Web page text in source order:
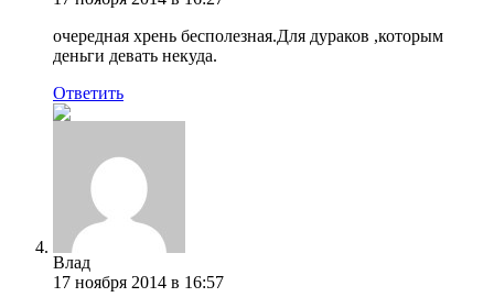
очередная хрень бесполезная.Для дураков ,которым
деньги девать некуда.
Ответить
Влад
17 ноября 2014 в 16:57